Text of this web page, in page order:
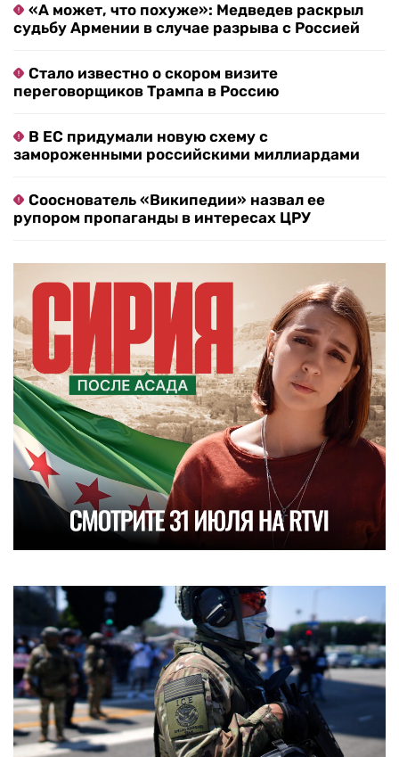
«А может, что похуже»: Медведев раскрыл
судьбу Армении в случае разрыва с Россией
Стало известно о скором визите
переговорщиков Трампа в Россию
В ЕС придумали новую схему с
замороженными российскими миллиардами
Сооснователь «Википедии» назвал ее
рупором пропаганды в интересах ЦРУ